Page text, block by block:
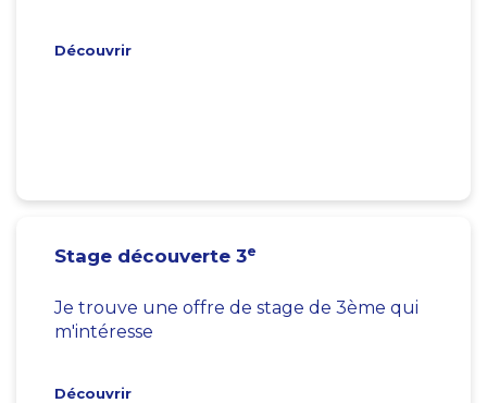
Découvrir
Stage découverte 3e
Je trouve une offre de stage de 3ème qui
m'intéresse
Découvrir